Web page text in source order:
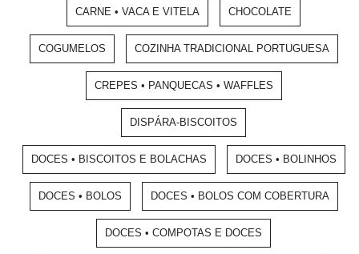
CARNE • VACA E VITELA CHOCOLATE
COGUMELOS COZINHA TRADICIONAL PORTUGUESA
CREPES • PANQUECAS • WAFFLES
DISPÁRA-BISCOITOS
DOCES • BISCOITOS E BOLACHAS DOCES • BOLINHOS
DOCES • BOLOS DOCES • BOLOS COM COBERTURA
DOCES • COMPOTAS E DOCES